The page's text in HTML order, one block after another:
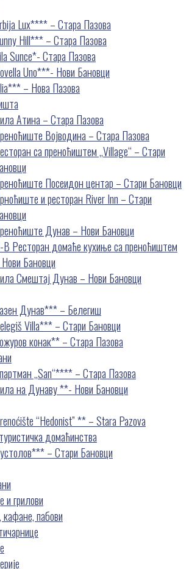
Lux**** – Стара Пазова
Hill*** – Стара Пазова
Sunce*- Стара Пазова
Uno***- Нови Бановци
– Нова Пазова
Атина – Стара Пазова
Војводина – Стара Пазова
са преноћиштем „Village“ – Стари
Посеидон центар – Стари Бановци
и ресторан River Inn – Стари
Дунав – Нови Бановци
B Ресторан домаће кухиње са преноћиштем
Бановци
Смештај Дунав – Нови Бановци
Дунав*** – Белегиш
Villa*** – Стари Бановци
конак** – Стара Пазова
„San“**** – Стара Пазова
на Дунаву **- Нови Бановци
“Hedonist” ** – Stara Pazova
домаћинства
– Стари Бановци
и грилови
пабови